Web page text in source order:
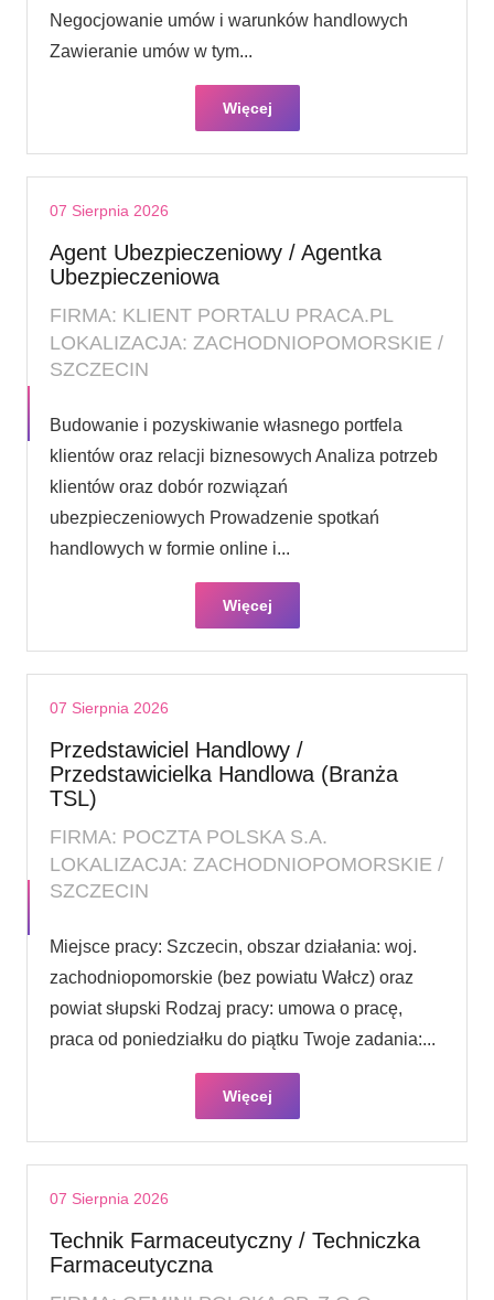
Negocjowanie umów i warunków handlowych
Zawieranie umów w tym...
Więcej
07 Sierpnia 2026
Agent Ubezpieczeniowy / Agentka
Ubezpieczeniowa
FIRMA: KLIENT PORTALU PRACA.PL
LOKALIZACJA: ZACHODNIOPOMORSKIE /
SZCZECIN
Budowanie i pozyskiwanie własnego portfela
klientów oraz relacji biznesowych Analiza potrzeb
klientów oraz dobór rozwiązań
ubezpieczeniowych Prowadzenie spotkań
handlowych w formie online i...
Więcej
07 Sierpnia 2026
Przedstawiciel Handlowy /
Przedstawicielka Handlowa (Branża
TSL)
FIRMA: POCZTA POLSKA S.A.
LOKALIZACJA: ZACHODNIOPOMORSKIE /
SZCZECIN
Miejsce pracy: Szczecin, obszar działania: woj.
zachodniopomorskie (bez powiatu Wałcz) oraz
powiat słupski Rodzaj pracy: umowa o pracę,
praca od poniedziałku do piątku Twoje zadania:...
Więcej
07 Sierpnia 2026
Technik Farmaceutyczny / Techniczka
Farmaceutyczna